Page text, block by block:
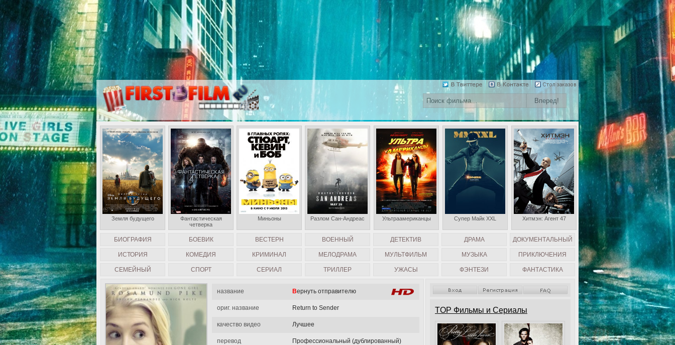
название Вернуть отправителю
ориг. название Return to Sender
качество видео Лучшее
перевод Профессиональный (дублированный)
TOP Фильмы и Сериалы
БИОГРАФИЯ БОЕВИК ВЕСТЕРН ВОЕННЫЙ ДЕТЕКТИВ ДРАМА ДОКУМЕНТАЛЬНЫЙ
ИСТОРИЯ КОМЕДИЯ КРИМИНАЛ МЕЛОДРАМА МУЛЬТФИЛЬМ МУЗЫКА ПРИКЛЮЧЕНИЯ
СЕМЕЙНЫЙ СПОРТ СЕРИАЛ ТРИЛЛЕР УЖАСЫ ФЭНТЕЗИ ФАНТАСТИКА
Земля будущего
Фантастическая
четверка
Миньоны Разлом Сан-Андреас Ультраамериканцы Супер Майк XXL Хитмэн: Агент 47